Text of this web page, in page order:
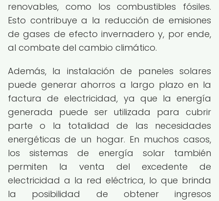
renovables, como los combustibles fósiles.
Esto contribuye a la reducción de emisiones
de gases de efecto invernadero y, por ende,
al combate del cambio climático.
Además, la instalación de paneles solares
puede generar ahorros a largo plazo en la
factura de electricidad, ya que la energía
generada puede ser utilizada para cubrir
parte o la totalidad de las necesidades
energéticas de un hogar. En muchos casos,
los sistemas de energía solar también
permiten la venta del excedente de
electricidad a la red eléctrica, lo que brinda
la posibilidad de obtener ingresos